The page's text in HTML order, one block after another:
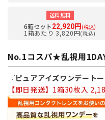
送料無料
6箱セット22,920円 (税込)
1箱あたり 3,820円(税込)
No.1コスパ★乱視用
『ピュアアイズワンデート
【即日発送】1箱30枚入